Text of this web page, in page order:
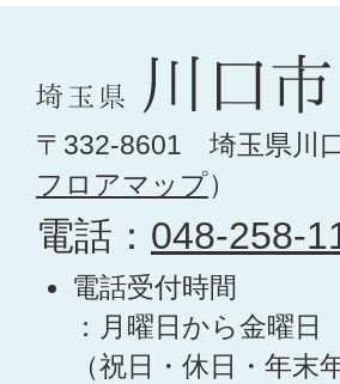
〒332-8601 埼玉県川
フロアマップ）
電話： 048-258-
電話受付時間
：月曜日から金曜
（祝日・休日・年末